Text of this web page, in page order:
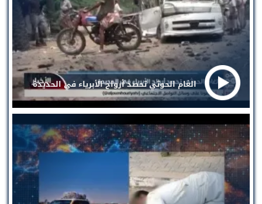
الغام الحوثي تحصد أرواح الأبرياء في الحديدة